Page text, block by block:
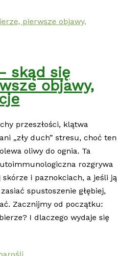
skąd się
objawy,
przeszłości, klątwa
„zły duch” stresu, choć ten
oliwy do ognia. Ta
rozgrywa
i paznokciach, a jeśli ją
spustoszenie głębiej,
Zacznijmy od początku:
I dlaczego wydaje się